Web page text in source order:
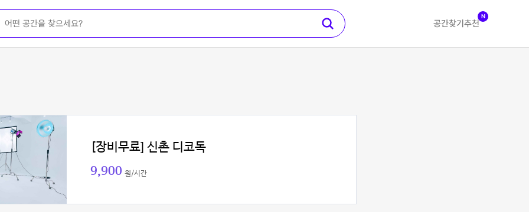
공간찾기 추천
N
[장비무료] 신촌 디코독
9,900 원/시간